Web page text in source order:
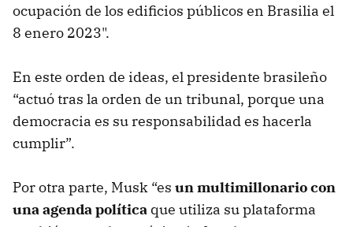
ocupación de los edificios públicos en Brasilia el
8 enero 2023".
En este orden de ideas, el presidente brasileño
“actuó tras la orden de un tribunal, porque una
democracia es su responsabilidad es hacerla
cumplir”.
Por otra parte, Musk “es un multimillonario con
una agenda política que utiliza su plataforma